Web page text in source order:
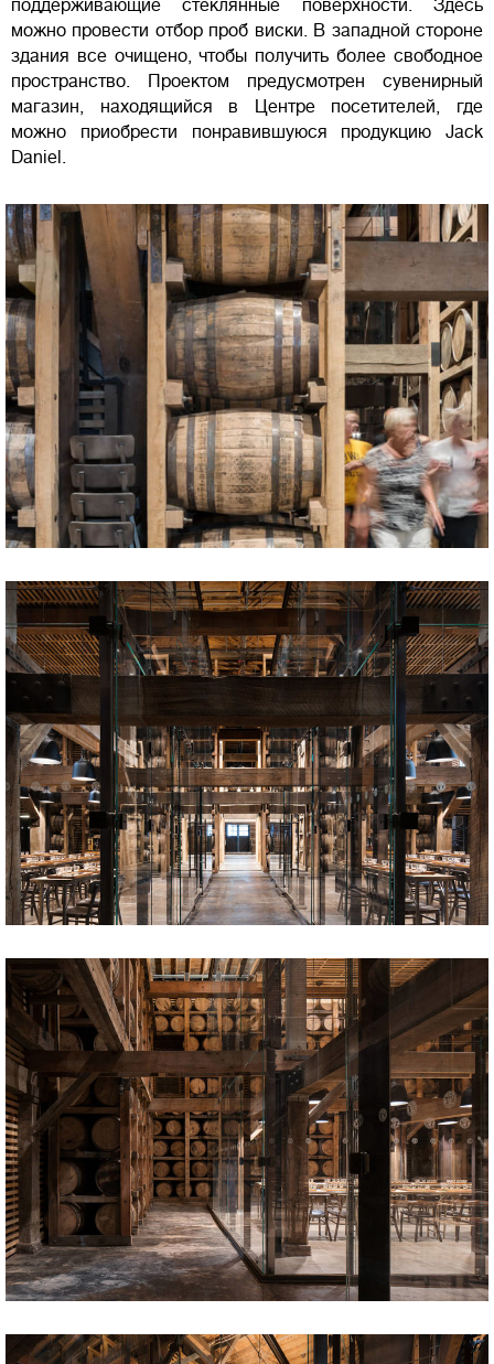
поддерживающие стеклянные поверхности. Здесь
можно провести отбор проб виски. В западной стороне
здания все очищено, чтобы получить более свободное
пространство. Проектом предусмотрен сувенирный
магазин, находящийся в Центре посетителей, где
можно приобрести понравившуюся продукцию Jack
Daniel.